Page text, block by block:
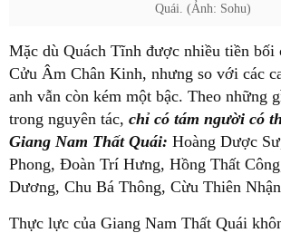
Quái. (Ảnh: Sohu)
Mặc dù Quách Tĩnh được nhiều tiền bối
Cửu Âm Chân Kinh, nhưng so với các
anh vẫn còn kém một bậc. Theo những
trong nguyên tác, chỉ có tám người có
Giang Nam Thất Quái: Hoàng Dược
Phong, Đoàn Trí Hưng, Hồng Thất
Dương, Chu Bá Thông, Cừu Thiên
Thực lực của Giang Nam Thất Quái